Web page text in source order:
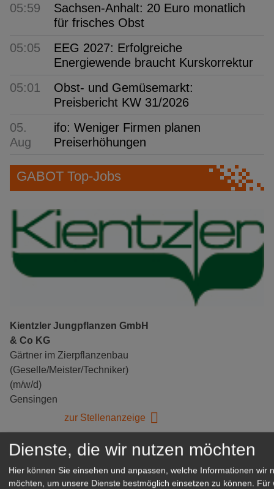
05:59
Sachsen-Anhalt: 20 Euro monatlich
für frisches Obst
05:05
EEG 2027: Erfolgreiche
Energiewende braucht Kurskorrektur
05:01
Obst- und Gemüsemarkt:
Preisbericht KW 31/2026
05.
Aug
ifo: Weniger Firmen planen
Preiserhöhungen
GABOT Top-Jobs
Kientzler Jungpflanzen GmbH
& Co KG
Gärtner im Zierpflanzenbau
(Geselle/Meister/Techniker)
(m/w/d)
Gensingen
zur Stellenanzeige
Dienste, die wir nutzen möchten
Hier können Sie einsehen und anpassen, welche Informationen wir
möchten, um unsere Dienste bestmöglich einsetzen zu können. Für